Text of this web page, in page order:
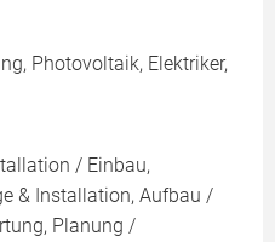
Photovoltaik, Elektriker,
/ Einbau,
& Installation, Aufbau /
Planung /